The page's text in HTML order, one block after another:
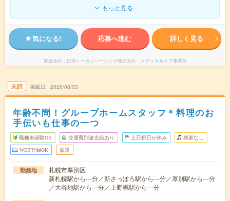
もっと見る
気になる! 応募へ進む 詳しく見る
派遣会社 日研トータルソーシング株式会社 メディカルケア事業部
未読 掲載日 2026/08/03
年齢不問！グループホームスタッフ＊料理のお
手伝いも仕事の一つ
職種未経験OK 交通費別途支給あり 土日祝日が休み 残業なし
WEB登録OK 派遣
勤務地
札幌市厚別区
新札幌駅から---分／新さっぽろ駅から---分／厚別駅から---分
／大谷地駅から---分／上野幌駅から---分